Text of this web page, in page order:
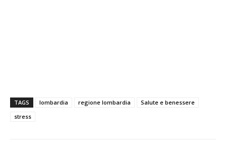
TAGS lombardia regione lombardia
Salute e benessere
stress